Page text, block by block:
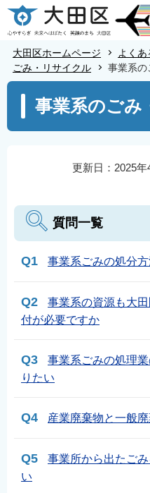
こ
の
ジ
大田区ホームページ よくあ
ごみ・リサイクル
事業系の
こ
事業系のごみ
更新日：2025年
質問一覧
Q1 事業系ごみの処分
Q2
事業系の資源も大
付が必要ですか
Q3
事業系ごみの処理
りたい
Q4 産業廃棄物と一般
Q5
事業所から出たご
い